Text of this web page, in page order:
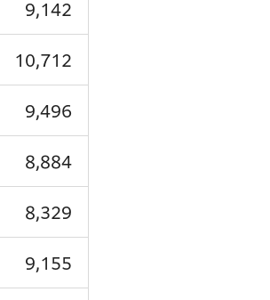
9,142
10,712
9,496
8,884
8,329
9,155